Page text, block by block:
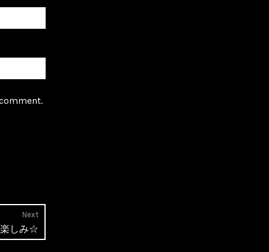
Next
post:
楽しみ☆